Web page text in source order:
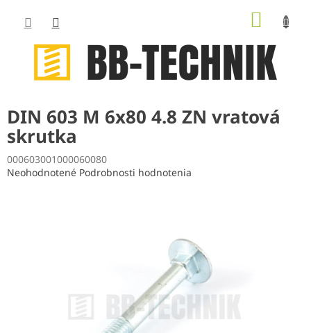
obsah
DIN 603 M 6x80 4.8 ZN vratová
skrutka
000603001000060080
Priemerné
Neohodnotené Podrobnosti hodnotenia